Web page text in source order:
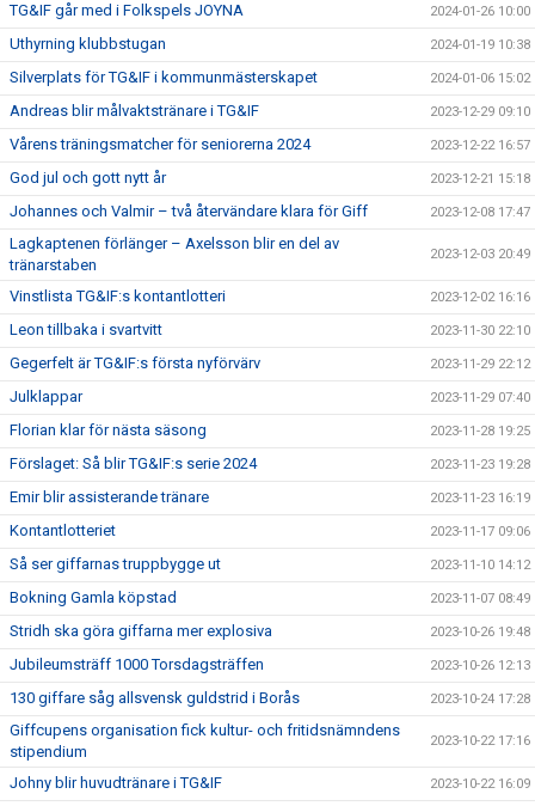
TG&IF går med i Folkspels JOYNA 2024-01-26 10:00
Uthyrning klubbstugan 2024-01-19 10:38
Silverplats för TG&IF i kommunmästerskapet 2024-01-06 15:02
Andreas blir målvaktstränare i TG&IF 2023-12-29 09:10
Vårens träningsmatcher för seniorerna 2024 2023-12-22 16:57
God jul och gott nytt år 2023-12-21 15:18
Johannes och Valmir – två återvändare klara för Giff 2023-12-08 17:47
Lagkaptenen förlänger – Axelsson blir en del av
tränarstaben
2023-12-03 20:49
Vinstlista TG&IF:s kontantlotteri 2023-12-02 16:16
Leon tillbaka i svartvitt 2023-11-30 22:10
Gegerfelt är TG&IF:s första nyförvärv 2023-11-29 22:12
Julklappar 2023-11-29 07:40
Florian klar för nästa säsong 2023-11-28 19:25
Förslaget: Så blir TG&IF:s serie 2024 2023-11-23 19:28
Emir blir assisterande tränare 2023-11-23 16:19
Kontantlotteriet 2023-11-17 09:06
Så ser giffarnas truppbygge ut 2023-11-10 14:12
Bokning Gamla köpstad 2023-11-07 08:49
Stridh ska göra giffarna mer explosiva 2023-10-26 19:48
Jubileumsträff 1000 Torsdagsträffen 2023-10-26 12:13
130 giffare såg allsvensk guldstrid i Borås 2023-10-24 17:28
Giffcupens organisation fick kultur- och fritidsnämndens
stipendium
2023-10-22 17:16
Johny blir huvudtränare i TG&IF 2023-10-22 16:09